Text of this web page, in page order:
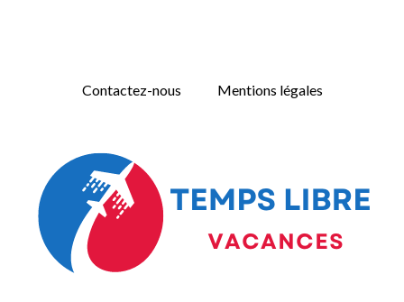
Contactez-nous Mentions légales